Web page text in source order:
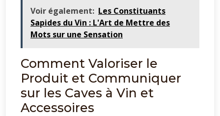
Voir également: Les Constituants
Sapides du Vin : L'Art de Mettre des
Mots sur une Sensation
Comment Valoriser le
Produit et Communiquer
sur les Caves à Vin et
Accessoires